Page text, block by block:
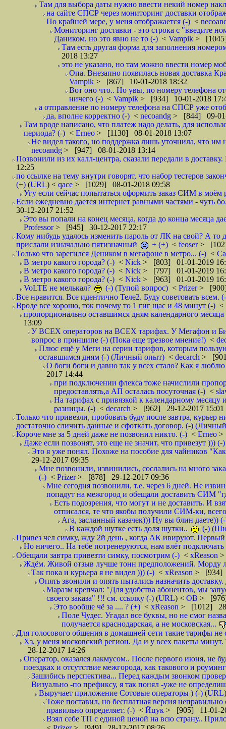
Там для выбора даты нужно ввести некий номер
на сайте СПСР через мониторинг доставки
По крайней мере, у меня отображается (-) <
Мониторинг доставки - это строка с "введите
Даником, но это явно не то (-) < Vampik >
Там есть другая форма для заполнения
2018 13:27
это не указано, но там можно ввести номер
Опа. Внезапно появилась новая доставка
Vampik > [867] 10-01-2018 18:32
Вот оно что.. Но увы, по номеру телефона
ничего (-) < Vampik > [934] 10-01-2018
а отправление по номеру телефона на СПСР уже
да, вполне корректно (-) < necoandg > [844] 09-01-
Там вроде написано, что платеж надо делать, для
периода? (-) < Erneo > [1130] 08-01-2018 13:07
Не видел такого, но поддержка лишь уточнила, что
necoandg > [947] 08-01-2018 13:14
Позвонили из их калл-центра, сказали передали в
12:25
по ссылке на тему внутри говорят, что набор тестеров
(+) (URL) < qace > [1029] 08-01-2018 09:58
Угу если сейчас попытаться оформить заказ СИМ в моём
Если ежедневно дается интернет равными частями - чуть
30-12-2017 21:52
Это вы попали на конец месяца, когда до конца месяца
Professor> [945] 30-12-2017 22:17
Кому нибудь удалось изменить пароль от ЛК на свой? А то
прислали изначально пятизначный
+ (+) < feoser>
Только что зарегился Деником в мегафоне в метро... (-) <
В метро какого города? (-) < Nick > [803] 01-01-2019
В метро какого города? (-) < Nick > [797] 01-01-2019
В метро какого города? (-) < Nick > [963] 01-01-2019
VoLTE не мелькал?
(-) (Тупой вопрос) < Prizer>
Все нравится. Все идентично Теле2. Буду советовать всем.
Вроде все хорошо, ток почему то 1 гиг щас и 48 минут (-) <
пропорционально оставшимся дням календарного
13:09
У ВСЕХ операторов на ВСЕХ тарифах. У Мегафон и Би
вопрос в принципе (-) (Пока еще трезвое мнение!) <
Плюс ещё у Меги на серии тарифов, которым
оставшимся дням (-) (Личный опыт) < decarch >
О боги боги и давно так у всех стало? Как я
2017 14:44
при подключении флекса тоже начислили
предоставлять,а АП осталась посуточная (-) <
На тарифах с привязкой к календарному
разницы. (-) < decarch > [962] 29-12-2017 15:01
Только что привезли, пробовать буду после завтра,
достаточно сличить данные и сфоткать договор. (-)
Короче мне за 5 дней даже не позвонил никто. (-) < Erneo >
Даже если позвонят, это еще не значит, что привезут ))) (-)
Это я уже понял. Похоже на пособие для чайников
29-12-2017 09:35
Мне позвонили, извинились, сослались на много
(-) < Prizer> [878] 29-12-2017 09:36
Мне сегодня позвонили, т.е. через 6 дней. Не
попадут на межгород и обещали доставить СИМ
Есть подозрения, что могут и не доставить. И
отписался, те что якобы получили СИМ-ки,
Ага, засланный казачек))) Ну вы блин даете))
В каждой шутке есть доля шутки..
(-)
Привез чел симку, жду 2й день , когда АК ивируют. Первый
Но ничего.. На тебе потренеруются, нам влёт подключать
Обещали завтра привезти симку, посмотрим (-) < xReason
Ждём. Живой отзыв лучше тонн предположений. Морду
Так пока и курьера я не видел ))) (-) < xReason > [934]
Опять звонили и опять пытались назначить
Маразм крепчал: "Для удобства абонентов, мы
своего заказа" !!! см. ссылку (-) (URL) < ОВ >
Это вообще чё за .... ? (+) < xReason > [1012]
Поле Чудес. Угадал все буквы, но не смог
получается краснодарская, а не московская...
Для голосового общения в домашней сети такие тарифы не
Хз, у меня московский регион. Да и у всех пакеты
28-12-2017 14:26
Оператор, оказался лакмусом.. После первого июня, не
поездках и отсутствие межгорода, как такового и
Зашибись перспектива... Перед каждым звонком
Визуально -по префиксу, я так понял -уже не
Выручает приложение Сотовые операторы ) (-) (URL
Тоже поставил, но бесплатная версия
правильно определяет. (-) < Йцук > [905] 11-01-
Взял себе ТП с единой ценой на всю страну..